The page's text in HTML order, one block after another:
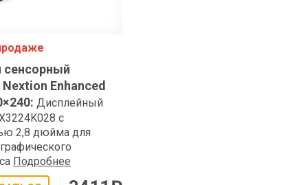
сенсорный
Enhanced
: Дисплейный
с
2,8 дюйма для
Подробнее